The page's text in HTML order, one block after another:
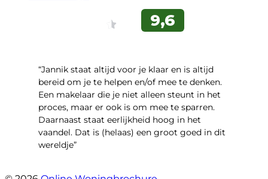
“Jannik staat altijd voor je klaar en is altijd
bereid om je te helpen en/of mee te denken.
Een makelaar die je niet alleen steunt in het
proces, maar er ook is om mee te sparren.
Daarnaast staat eerlijkheid hoog in het
vaandel. Dat is (helaas) een groot goed in dit
wereldje”